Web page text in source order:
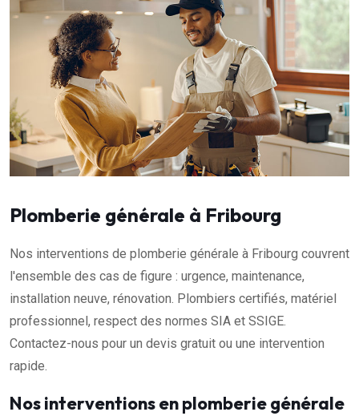
Plomberie générale à Fribourg
Nos interventions de plomberie générale à Fribourg couvrent
l'ensemble des cas de figure : urgence, maintenance,
installation neuve, rénovation. Plombiers certifiés, matériel
professionnel, respect des normes SIA et SSIGE.
Contactez-nous pour un devis gratuit ou une intervention
rapide.
Nos interventions en plomberie générale